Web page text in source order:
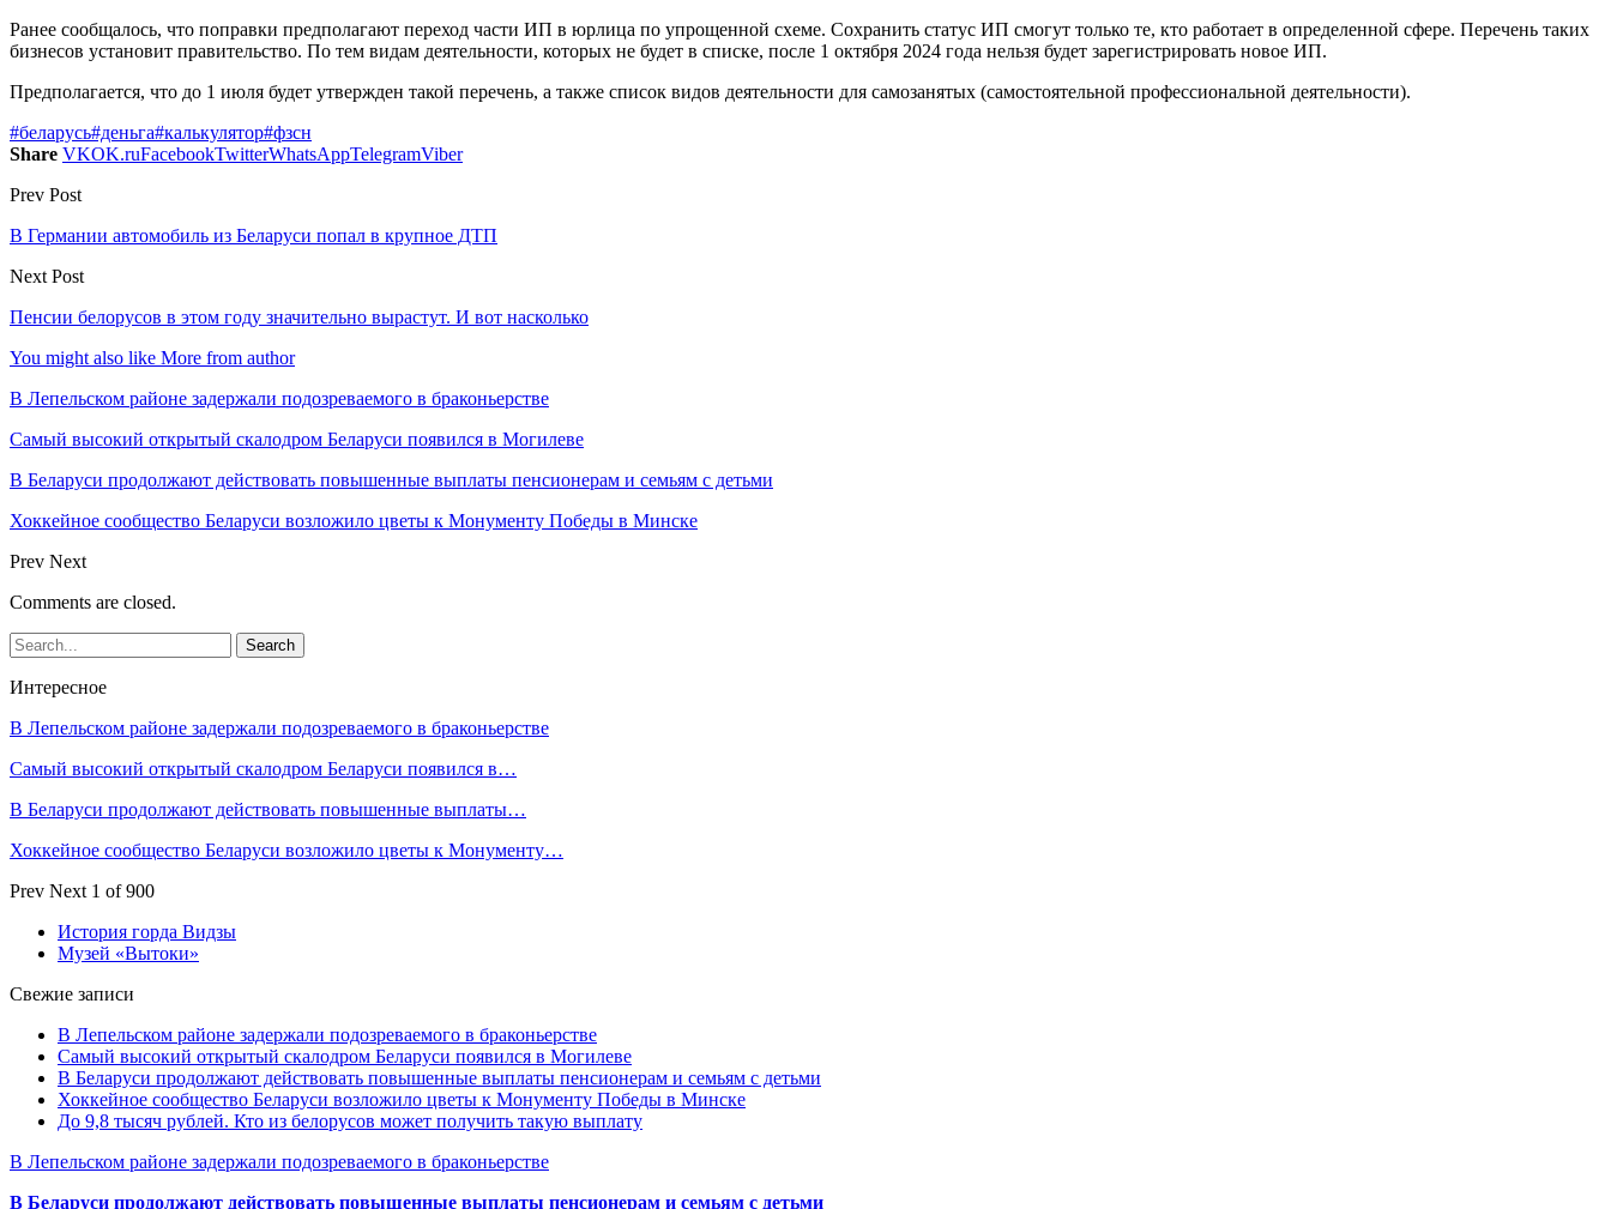
Ранее сообщалось, что поправки предполагают переход части ИП в юрлица по упрощенной схеме. Сохранить статус ИП смогут только те, кто работает в определенной сфере. Перечень таких
бизнесов установит правительство. По тем видам деятельности, которых не будет в списке, после 1 октября 2024 года нельзя будет зарегистрировать новое ИП.
Предполагается, что до 1 июля будет утвержден такой перечень, а также список видов деятельности для самозанятых (самостоятельной профессиональной деятельности).
#беларусь#деньга#калькулятор#фзсн
Share VKOK.ruFacebookTwitterWhatsAppTelegramViber
Prev Post
В Германии автомобиль из Беларуси попал в крупное ДТП
Next Post
Пенсии белорусов в этом году значительно вырастут. И вот насколько
You might also like More from author
В Лепельском районе задержали подозреваемого в браконьерстве
Самый высокий открытый скалодром Беларуси появился в Могилеве
В Беларуси продолжают действовать повышенные выплаты пенсионерам и семьям с детьми
Хоккейное сообщество Беларуси возложило цветы к Монументу Победы в Минске
Prev Next
Comments are closed.
Интересное
В Лепельском районе задержали подозреваемого в браконьерстве
Самый высокий открытый скалодром Беларуси появился в…
В Беларуси продолжают действовать повышенные выплаты…
Хоккейное сообщество Беларуси возложило цветы к Монументу…
Prev Next 1 of 900
История горда Видзы
Музей «Вытоки»
Свежие записи
В Лепельском районе задержали подозреваемого в браконьерстве
Самый высокий открытый скалодром Беларуси появился в Могилеве
В Беларуси продолжают действовать повышенные выплаты пенсионерам и семьям с детьми
Хоккейное сообщество Беларуси возложило цветы к Монументу Победы в Минске
До 9,8 тысяч рублей. Кто из белорусов может получить такую выплату
В Лепельском районе задержали подозреваемого в браконьерстве
В Беларуси продолжают действовать повышенные выплаты пенсионерам и семьям с детьми